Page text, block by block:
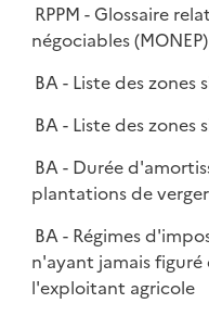
RPPM - Glossaire
négociables (MONEP)
BA - Liste des zones
BA - Liste des zones
BA - Durée
plantations de
BA - Régimes
n'ayant jamais
l'exploitant agricole